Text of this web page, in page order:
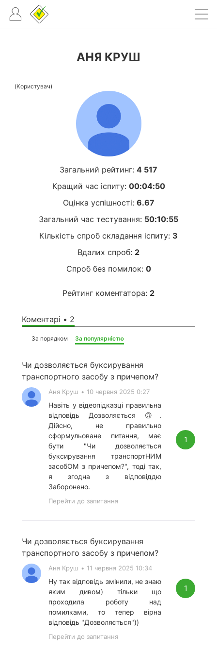
АНЯ КРУШ
(Користувач)
Загальний рейтинг: 4 517
Кращий час іспиту: 00:04:50
Оцінка успішності: 6.67
Загальний час тестування: 50:10:55
Кількість спроб складання іспиту: 3
Вдалих спроб: 2
Спроб без помилок: 0
Рейтинг коментатора: 2
Коментарі • 2
За порядком За популярністю
Чи дозволяється буксирування
транспортного засобу з причепом?
Аня Круш • 10 червня 2025 0:27
Навіть у відеопідказці правильна
відповідь Дозволяється 🙃.
Дійсно, не правильно
сформульоване питання, має
бути "Чи дозволяється
буксирування транспортНИМ
засобОМ з причепом?", тоді так,
я згодна з відповіддю
Заборонено.
Перейти до запитання
1
Чи дозволяється буксирування
транспортного засобу з причепом?
Аня Круш • 11 червня 2025 10:34
Ну так відповідь змінили, не знаю
яким дивом) тільки що
проходила роботу над
помилками, то тепер вірна
відповідь "Дозволяється"))
Перейти до запитання
1